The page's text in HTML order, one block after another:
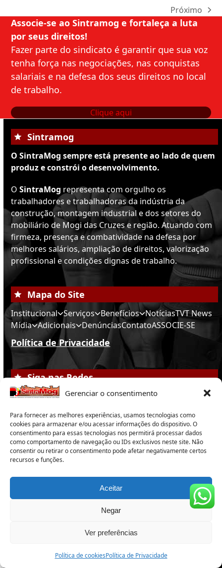
Gerenciar o consentimento
Para fornecer as melhores experiências, usamos tecnologias como
cookies para armazenar e/ou acessar informações do dispositivo. O
consentimento para essas tecnologias nos permitirá processar dados
como comportamento de navegação ou IDs exclusivos neste site. Não
consentir ou retirar o consentimento pode afetar negativamente certos
recursos e funções.
Aceitar
Negar
Ver preferências
Política de cookiesPolítica de Privacidade
next
post:
Próximo
Associe-se ao Sintramog e fortaleça a luta
por seus direitos!
Fazer parte do sindicato é garantir que sua voz
tenha força nas negociações, nas conquistas
salariais e na defesa dos seus direitos no local
de trabalho.
Clique aqui
Sintramog
O SintraMog sempre está presente ao lado de quem
produz e constrói o desenvolvimento.
OSintraMog representa com orgulho os
trabalhadores e trabalhadoras da indústria da
construção, montagem industrial e dos setores do
mobiliário de Mogi das Cruzes e região. Atuando com
firmeza, presença e combatividade na defesa por
melhores salários, ampliação de direitos, valorização
profissional e condições dignas de trabalho.
Mapa do Site
Institucional Serviços Benefícios NotíciasTVT News
Mídia Adicionais DenúnciasContatoASSOCIE-SE
Política de Privacidade
Siga nas Redes
Instagram
Facebook
EmailWhatsapp
Assine nosso Informativo
Assine nosso boletim para ficar informado sobre tudo
notícias mais importantes.
Digite
Assinar